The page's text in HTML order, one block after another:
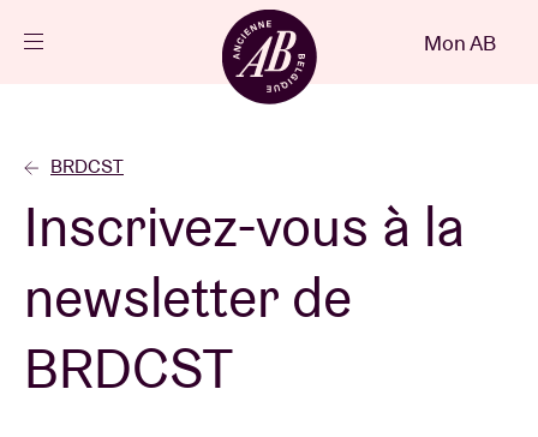
FR
Projets
Actualités
Infos visiteurs
Mon AB
BRDCST
Inscrivez-vous à la
newsletter de
BRDCST